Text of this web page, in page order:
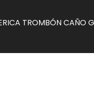
TROMBÓN CAÑO